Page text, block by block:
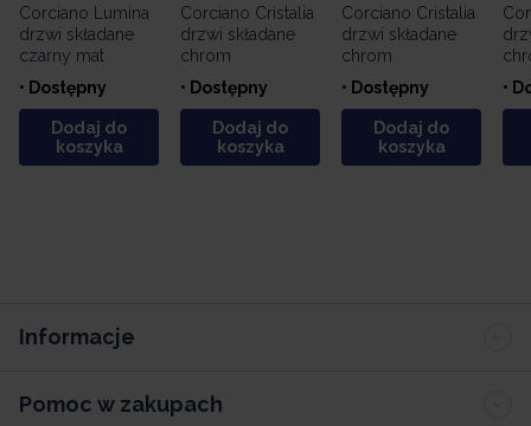
Corciano Lumina
drzwi składane
czarny mat
• Dostępny
Dodaj do
koszyka
Corciano Cristalia
drzwi składane
chrom
• Dostępny
Dodaj do
koszyka
Corciano Cristalia
drzwi składane
chrom
• Dostępny
Dodaj do
koszyka
•
Informacje
Pomoc w zakupach